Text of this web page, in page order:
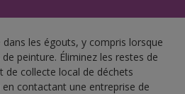
les égouts, y compris lorsque
peinture. Éliminez les restes de
de collecte local de déchets
contactant une entreprise de